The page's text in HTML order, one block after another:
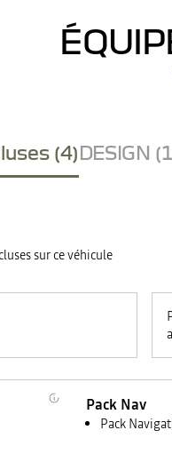
(4)DESIGN
sur ce véhicule
Pack Nav
Pack